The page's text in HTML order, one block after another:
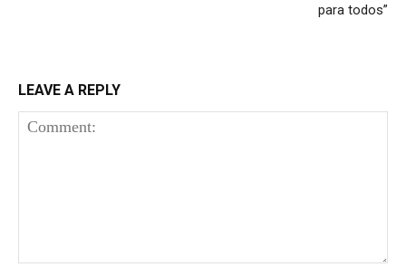
para todos”
LEAVE A REPLY